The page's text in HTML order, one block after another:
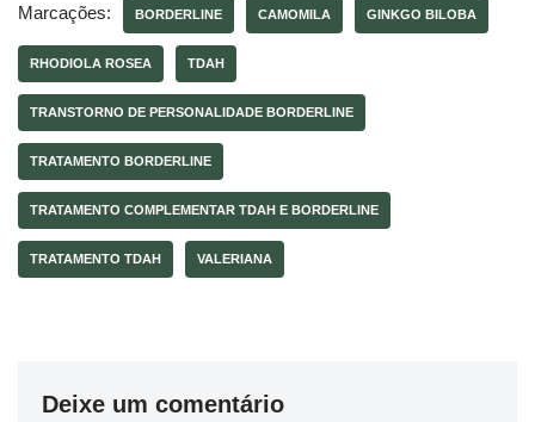
Marcações: BORDERLINE CAMOMILA GINKGO BILOBA
RHODIOLA ROSEA TDAH
TRANSTORNO DE PERSONALIDADE BORDERLINE
TRATAMENTO BORDERLINE
TRATAMENTO COMPLEMENTAR TDAH E BORDERLINE
TRATAMENTO TDAH VALERIANA
Deixe um comentário